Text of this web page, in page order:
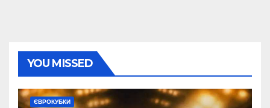
YOU MISSED
ЄВРОКУБКИ